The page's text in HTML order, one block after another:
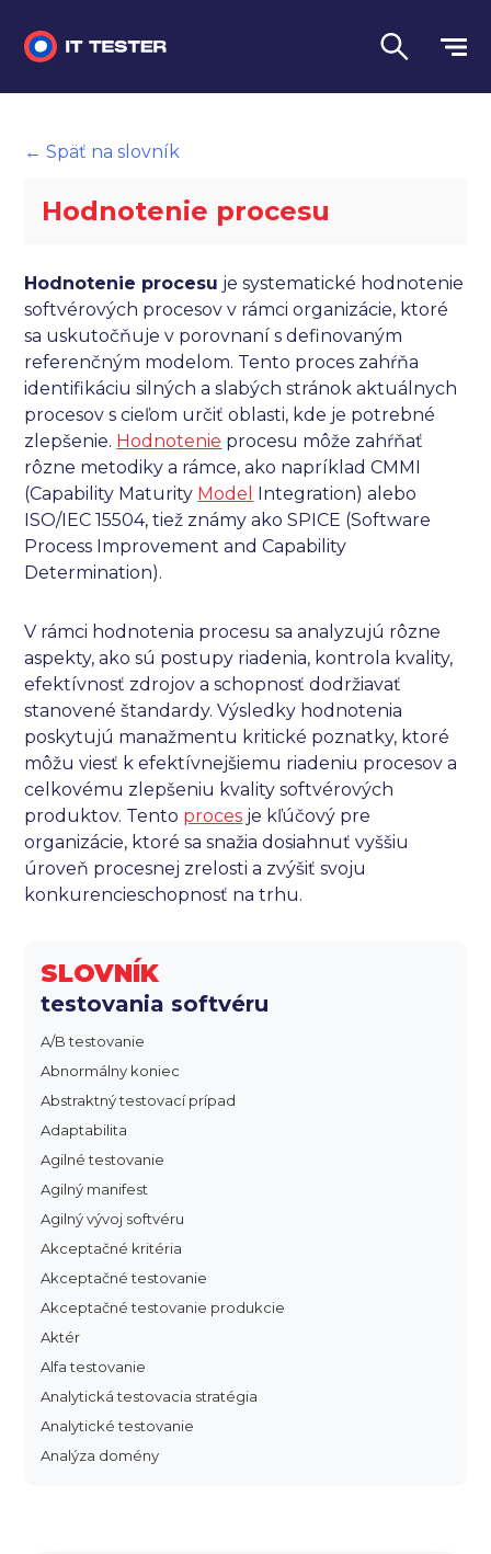
Automatizované testovanie
Performance testing
Interview otázky na pohovor
Slovník
Jazyk
SLOVNÍK
testovania softvéru
A/B testovanie
Abnormálny koniec
Abstraktný testovací prípad
Adaptabilita
Agilné testovanie
Agilný manifest
Agilný vývoj softvéru
Akceptačné kritéria
Akceptačné testovanie
Akceptačné testovanie produkcie
Aktér
Alfa testovanie
Analytická testovacia stratégia
Analytické testovanie
Analýza domény
← Späť na slovník
Hodnotenie procesu
Hodnotenie procesu je systematické hodnotenie
softvérových procesov v rámci organizácie, ktoré
sa uskutočňuje v porovnaní s definovaným
referenčným modelom. Tento proces zahŕňa
identifikáciu silných a slabých stránok aktuálnych
procesov s cieľom určiť oblasti, kde je potrebné
zlepšenie. Hodnotenie procesu môže zahŕňať
rôzne metodiky a rámce, ako napríklad CMMI
(Capability Maturity Model Integration) alebo
ISO/IEC 15504, tiež známy ako SPICE (Software
Process Improvement and Capability
Determination).
V rámci hodnotenia procesu sa analyzujú rôzne
aspekty, ako sú postupy riadenia, kontrola kvality,
efektívnosť zdrojov a schopnosť dodržiavať
stanovené štandardy. Výsledky hodnotenia
poskytujú manažmentu kritické poznatky, ktoré
môžu viesť k efektívnejšiemu riadeniu procesov a
celkovému zlepšeniu kvality softvérových
produktov. Tento proces je kľúčový pre
organizácie, ktoré sa snažia dosiahnuť vyššiu
úroveň procesnej zrelosti a zvýšiť svoju
konkurencieschopnosť na trhu.